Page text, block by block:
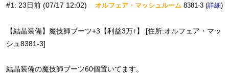
#1: 23日前 (07/17 12:02) オルフェア・マッシュルーム 8381-3 (詳細)
【結晶装備】魔技師ブーツ+3【利益3万↑】 [住所:オルフェア・マッ
シュ8381-3]
結晶装備の魔技師ブーツ60個置いてます。